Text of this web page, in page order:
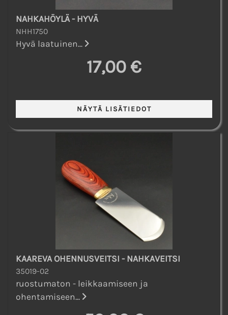
NAHKAHÖYLÄ - HYVÄ
NHH1750
Hyvä laatuinen...
17,00 €
KAAREVA OHENNUSVEITSI - NAHKAVEITSI
35019-02
ruostumaton - leikkaamiseen ja
ohentamiseen...